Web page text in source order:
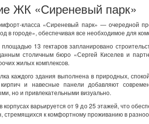
ЖК «Сиреневый парк»
класса «Сиреневый парк» — очередной
в городе», обеспечивая все необходимое для
13 гектаров запланировано
столичным бюро «Сергей Киселев и
жилых комплексов.
каждого здания выполнена в природных,
кирпич и навесные панели добавляют
но и привлекательными визуально.
корпусах варьируется от 9 до 25 этажей, что
стремящихся к комфортному проживанию в